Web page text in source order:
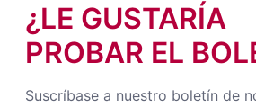
¿LE GUSTARÍA
PROBAR EL
Suscríbase a nuestro boletín de